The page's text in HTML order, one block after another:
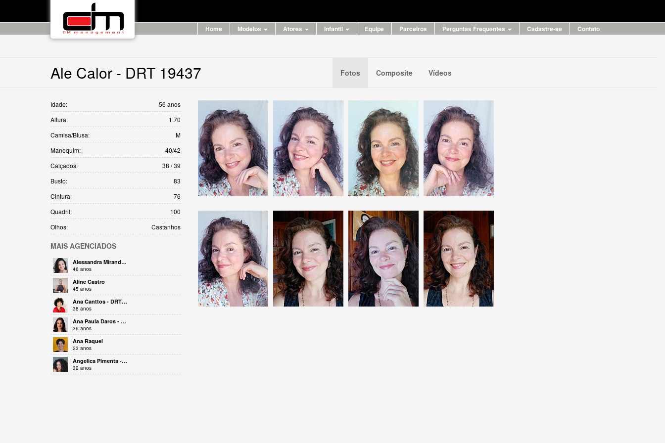
Home Modelos Atores Infantil Equipe Parceiros Perguntas Frequentes Cadastre-se Contato
Ale Calor - DRT 19437 Fotos Composite Vídeos
Idade:
56 anos
Altura:
1.70
Camisa/Blusa:
M
Manequim:
40/42
Calçados:
38 / 39
Busto:
83
Cintura:
76
Quadril:
100
Olhos:
Castanhos
MAIS AGENCIADOS
Alessandra Miranda - DRT 25605
46 anos
Aline Castro
45 anos
Ana Canttos - DRT 9237
38 anos
Ana Paula Daros - DRT 53887
36 anos
Ana Raquel
23 anos
Angelica Pimenta - DRT 31379
32 anos